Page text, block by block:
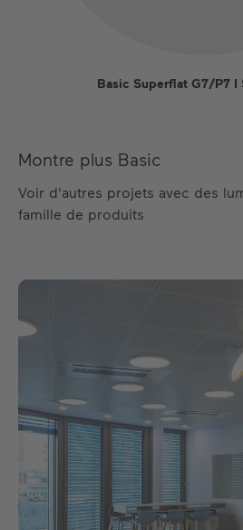
Basic Superflat G7/P7 I
Montre plus Basic
Voir d'autres projets avec des
famille de produits